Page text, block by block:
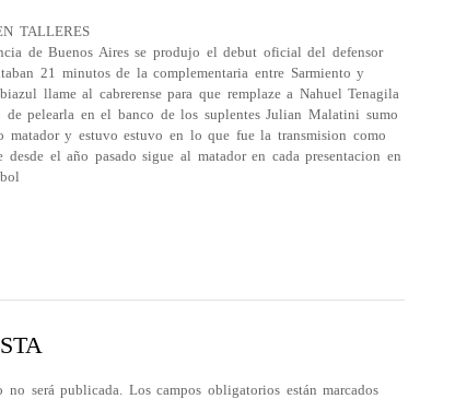
TALLERES
de Buenos Aires se produjo el debut oficial del defensor
21 minutos de la complementaria entre Sarmiento y
llame al cabrerense para que remplaze a Nahuel Tenagila
pelearla en el banco de los suplentes Julian Malatini sumo
matador y estuvo estuvo en lo que fue la transmision como
el año pasado sigue al matador en cada presentacion en
no será publicada. Los campos obligatorios están marcados